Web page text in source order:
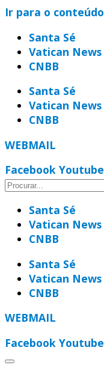
Ir para o conteúdo
Santa Sé
Vatican News
CNBB
Santa Sé
Vatican News
CNBB
WEBMAIL
Facebook Youtube
Santa Sé
Vatican News
CNBB
Santa Sé
Vatican News
CNBB
WEBMAIL
Facebook Youtube